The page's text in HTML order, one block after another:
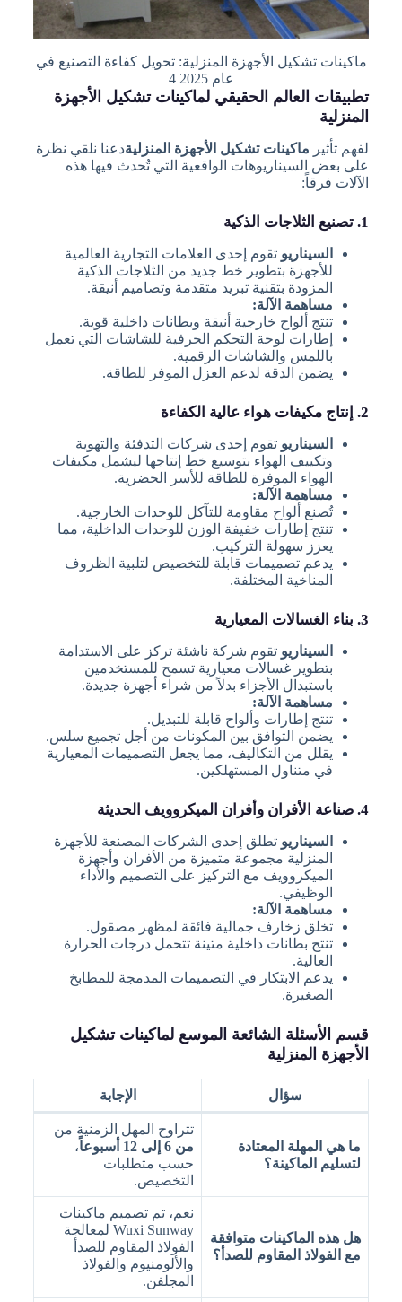
ماكينات تشكيل الأجهزة المنزلية: تحويل كفاءة التصنيع في
عام 2025 4
تطبيقات العالم الحقيقي لماكينات تشكيل الأجهزة
المنزلية
لفهم تأثير ماكينات تشكيل الأجهزة المنزليةدعنا نلقي نظرة
على بعض السيناريوهات الواقعية التي تُحدث فيها هذه
الآلات فرقاً:
1. تصنيع الثلاجات الذكية
السيناريو تقوم إحدى العلامات التجارية العالمية
للأجهزة بتطوير خط جديد من الثلاجات الذكية
المزودة بتقنية تبريد متقدمة وتصاميم أنيقة.
مساهمة الآلة:
تنتج ألواح خارجية أنيقة وبطانات داخلية قوية.
إطارات لوحة التحكم الحرفية للشاشات التي تعمل
باللمس والشاشات الرقمية.
يضمن الدقة لدعم العزل الموفر للطاقة.
2. إنتاج مكيفات هواء عالية الكفاءة
السيناريو تقوم إحدى شركات التدفئة والتهوية
وتكييف الهواء بتوسيع خط إنتاجها ليشمل مكيفات
الهواء الموفرة للطاقة للأسر الحضرية.
مساهمة الآلة:
تُصنع ألواح مقاومة للتآكل للوحدات الخارجية.
تنتج إطارات خفيفة الوزن للوحدات الداخلية، مما
يعزز سهولة التركيب.
يدعم تصميمات قابلة للتخصيص لتلبية الظروف
المناخية المختلفة.
3. بناء الغسالات المعيارية
السيناريو تقوم شركة ناشئة تركز على الاستدامة
بتطوير غسالات معيارية تسمح للمستخدمين
باستبدال الأجزاء بدلاً من شراء أجهزة جديدة.
مساهمة الآلة:
تنتج إطارات وألواح قابلة للتبديل.
يضمن التوافق بين المكونات من أجل تجميع سلس.
يقلل من التكاليف، مما يجعل التصميمات المعيارية
في متناول المستهلكين.
4. صناعة الأفران وأفران الميكروويف الحديثة
السيناريو تطلق إحدى الشركات المصنعة للأجهزة
المنزلية مجموعة متميزة من الأفران وأجهزة
الميكروويف مع التركيز على التصميم والأداء
الوظيفي.
مساهمة الآلة:
تخلق زخارف جمالية فائقة لمظهر مصقول.
تنتج بطانات داخلية متينة تتحمل درجات الحرارة
العالية.
يدعم الابتكار في التصميمات المدمجة للمطابخ
الصغيرة.
قسم الأسئلة الشائعة الموسع لماكينات تشكيل
الأجهزة المنزلية
سؤال الإجابة
ما هي المهلة المعتادة
لتسليم الماكينة؟
تتراوح المهل الزمنية من
من 6 إلى 12 أسبوعاً
،
حسب متطلبات
التخصيص.
هل هذه الماكينات متوافقة
مع الفولاذ المقاوم للصدأ؟
نعم، تم تصميم ماكينات
Wuxi Sunway لمعالجة
الفولاذ المقاوم للصدأ
والألومنيوم والفولاذ
المجلفن.